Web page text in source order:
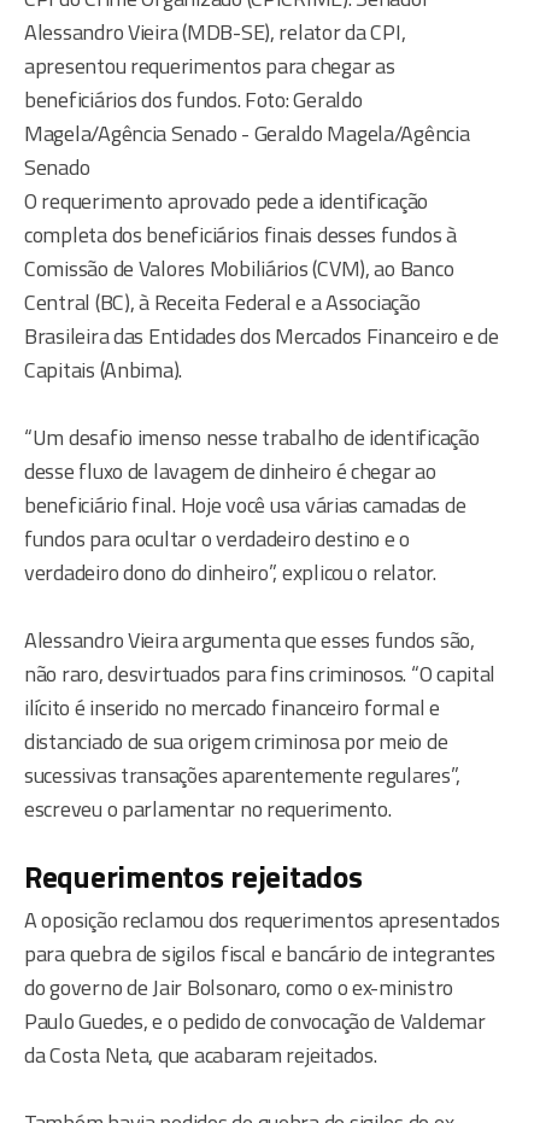
Alessandro Vieira (MDB-SE), relator da CPI,
apresentou requerimentos para chegar as
beneficiários dos fundos. Foto: Geraldo
Magela/Agência Senado - Geraldo Magela/Agência
Senado
O requerimento aprovado pede a identificação
completa dos beneficiários finais desses fundos à
Comissão de Valores Mobiliários (CVM), ao Banco
Central (BC), à Receita Federal e a Associação
Brasileira das Entidades dos Mercados Financeiro e de
Capitais (Anbima).
“Um desafio imenso nesse trabalho de identificação
desse fluxo de lavagem de dinheiro é chegar ao
beneficiário final. Hoje você usa várias camadas de
fundos para ocultar o verdadeiro destino e o
verdadeiro dono do dinheiro”, explicou o relator.
Alessandro Vieira argumenta que esses fundos são,
não raro, desvirtuados para fins criminosos. “O capital
ilícito é inserido no mercado financeiro formal e
distanciado de sua origem criminosa por meio de
sucessivas transações aparentemente regulares”,
escreveu o parlamentar no requerimento.
Requerimentos rejeitados
A oposição reclamou dos requerimentos apresentados
para quebra de sigilos fiscal e bancário de integrantes
do governo de Jair Bolsonaro, como o ex-ministro
Paulo Guedes, e o pedido de convocação de Valdemar
da Costa Neta, que acabaram rejeitados.